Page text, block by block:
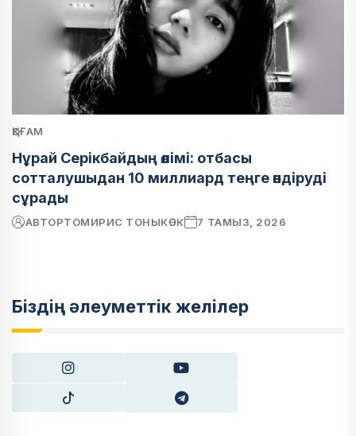
ҚОҒАМ
Нұрай Серікбайдың өлімі: отбасы
сотталушыдан 10 миллиард теңге өндіруді
сұрады
АВТОРТОМИРИС ТОНЫКӨК 7 ТАМЫЗ, 2026
Біздің әлеуметтік желілер